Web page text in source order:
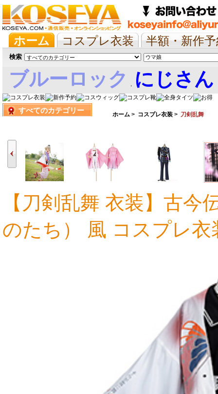
ホーム コスプレ衣装
半額・新作
抱き枕/布団/シーツ
ツイステ ウマ
検索
ブルーロック , にじさ
娘すべてのカテゴリー ホーム > コスプレ衣装 > 刀剣乱舞
37,047円 23,316円 34,301円
【刀剣乱舞 衣装】古
のたち） 風 コスプレ衣